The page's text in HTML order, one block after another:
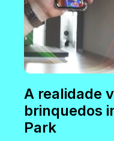
A realidade
brinquedos
Park